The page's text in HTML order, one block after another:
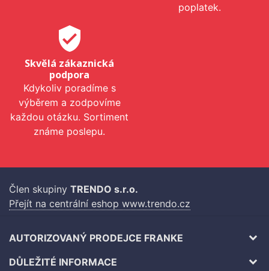
poplatek.
verified_user
Skvělá zákaznická
podpora
Kdykoliv poradíme s
výběrem a zodpovíme
každou otázku. Sortiment
známe poslepu.
Člen skupiny TRENDO s.r.o.
Přejít na centrální eshop www.trendo.cz
AUTORIZOVANÝ PRODEJCE FRANKE
DŮLEŽITÉ INFORMACE